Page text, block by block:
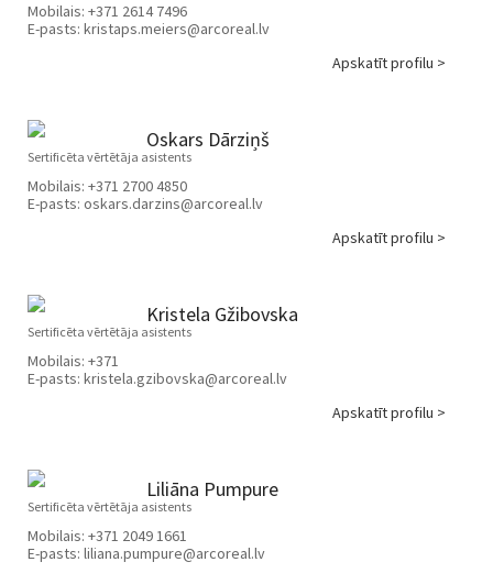
Mobilais: +371 2614 7496
E-pasts: kristaps.meiers@arcoreal.lv
Apskatīt profilu >
Oskars Dārziņš
Sertificēta vērtētāja asistents
Mobilais: +371 2700 4850
E-pasts: oskars.darzins@arcoreal.lv
Apskatīt profilu >
Kristela Gžibovska
Sertificēta vērtētāja asistents
Mobilais: +371
E-pasts: kristela.gzibovska@arcoreal.lv
Apskatīt profilu >
Liliāna Pumpure
Sertificēta vērtētāja asistents
Mobilais: +371 2049 1661
E-pasts: liliana.pumpure@arcoreal.lv